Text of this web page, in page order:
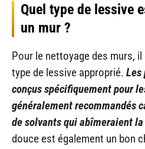
Quel type de lessive
un mur ?
Pour le nettoyage des murs,
type de lessive approprié. Les
conçus spécifiquement pour
généralement recommandés
de solvants qui abîmeraient
douce est également un bon